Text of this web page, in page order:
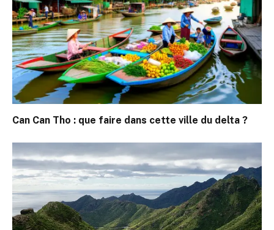
Can Can Tho : que faire dans cette ville du delta ?